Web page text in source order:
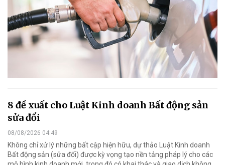
8 đề xuất cho Luật Kinh doanh Bất động sản
sửa đổi
08/08/2026 04:49
Không chỉ xử lý những bất cập hiện hữu, dự thảo Luật Kinh doanh
Bất động sản (sửa đổi) được kỳ vọng tạo nền tảng pháp lý cho các